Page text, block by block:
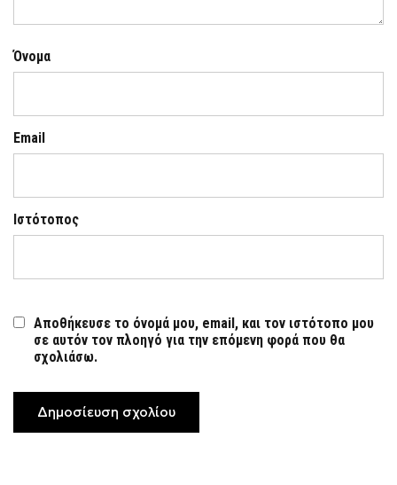
Όνομα
Email
Ιστότοπος
Αποθήκευσε το όνομά μου, email, και τον ιστότοπο μου
σε αυτόν τον πλοηγό για την επόμενη φορά που θα
σχολιάσω.